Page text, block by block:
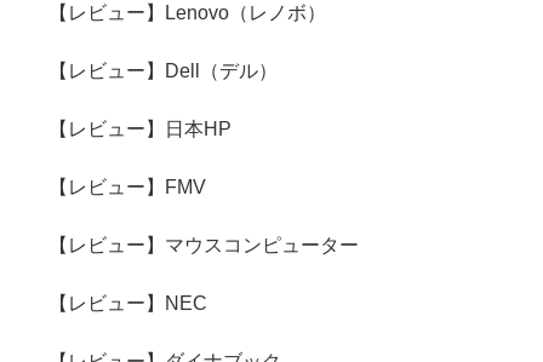
【レビュー】Lenovo（レノボ）
【レビュー】Dell（デル）
【レビュー】日本HP
【レビュー】FMV
【レビュー】マウスコンピューター
【レビュー】NEC